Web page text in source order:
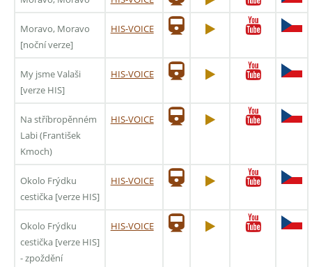
Moravo, Moravo
[noční verze]
HIS-VOICE
My jsme Valaši
[verze HIS]
HIS-VOICE
Na stříbropěnném
Labi (František
Kmoch)
HIS-VOICE
Okolo Frýdku
cestička [verze HIS]
HIS-VOICE
Okolo Frýdku
cestička [verze HIS]
- zpoždění
HIS-VOICE